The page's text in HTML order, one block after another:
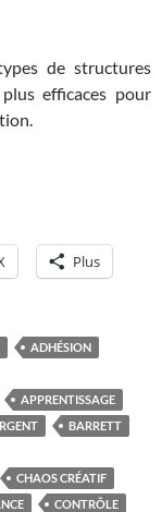
de structures
efficaces pour
elles à égalité
Plus
ADHÉSION
APPRENTISSAGE
BARRETT
CHAOS CRÉATIF
CONTRÔLE